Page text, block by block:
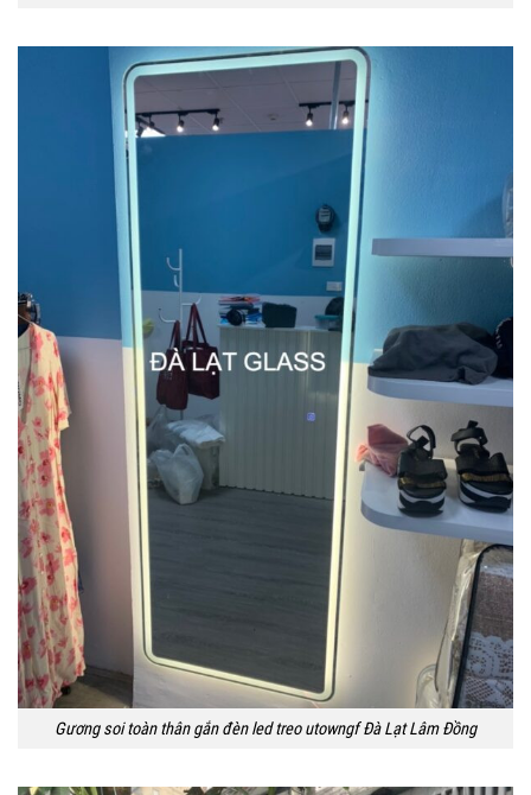
Gương soi toàn thân gắn đèn led treo utowngf Đà Lạt Lâm Đồng